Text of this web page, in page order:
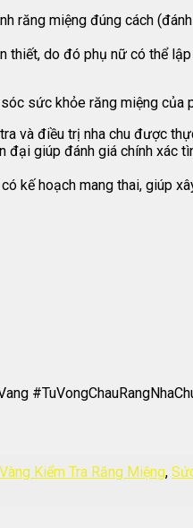
miệng đúng cách
do đó phụ nữ có thể
sức khỏe răng miệng của
và điều trị nha chu được
giúp đánh giá chính xác
kế hoạch mang thai, giúp
Kiểm Tra Răng Miệng,